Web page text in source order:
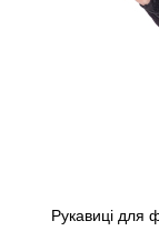
Рукавиці для